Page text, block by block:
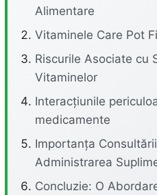
Alimentare
Vitaminele Care Pot
Riscurile Asociate cu
Vitaminelor
Interacțiunile
medicamente
Importanța
Administrarea
Concluzie: O